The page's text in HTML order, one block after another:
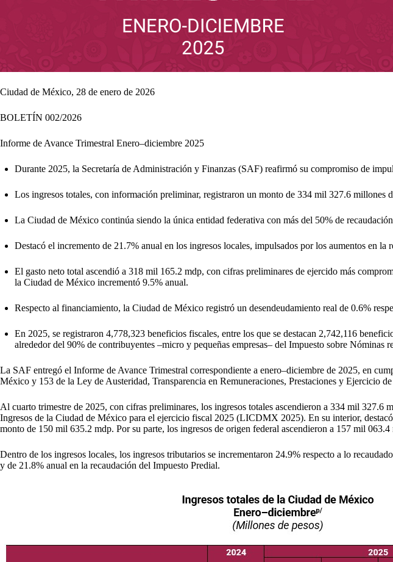
Ciudad de México, 28 de enero de 2026
BOLETÍN 002/2026
Informe de Avance Trimestral Enero–diciembre 2025
Durante 2025, la Secretaría de Administración y Finanzas (SAF) reafirmó su compromiso de
Los ingresos totales, con información preliminar, registraron un monto de 334 mil 327.6 millones
La Ciudad de México continúa siendo la única entidad federativa con más del 50% de
Destacó el incremento de 21.7% anual en los ingresos locales, impulsados por los aumentos en
El gasto neto total ascendió a 318 mil 165.2 mdp, con cifras preliminares de ejercido más
la Ciudad de México incrementó 9.5% anual.
Respecto al financiamiento, la Ciudad de México registró un desendeudamiento real de 0.6%
En 2025, se registraron 4,778,323 beneficios fiscales, entre los que se destacan 2,742,116
alrededor del 90% de contribuyentes –micro y pequeñas empresas– del Impuesto sobre Nóminas
La SAF entregó el Informe de Avance Trimestral correspondiente a enero–diciembre de 2025, en
México y 153 de la Ley de Austeridad, Transparencia en Remuneraciones, Prestaciones y Ejercicio
Al cuarto trimestre de 2025, con cifras preliminares, los ingresos totales ascendieron a 334 mil
Ingresos de la Ciudad de México para el ejercicio fiscal 2025 (LICDMX 2025). En su interior,
monto de 150 mil 635.2 mdp. Por su parte, los ingresos de origen federal ascendieron a 157 mil
Dentro de los ingresos locales, los ingresos tributarios se incrementaron 24.9% respecto a lo
y de 21.8% anual en la recaudación del Impuesto Predial.